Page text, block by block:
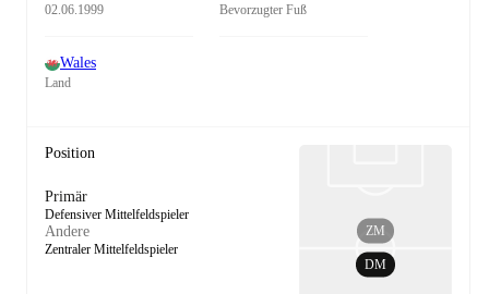
02.06.1999 Bevorzugter Fuß
Wales
Land
Position
Primär
Defensiver Mittelfeldspieler
Andere
Zentraler Mittelfeldspieler
DM
ZM